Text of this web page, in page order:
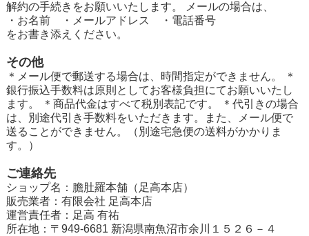
解約の手続きをお願いいたします。 メールの場合は、
・お名前 ・メールアドレス ・電話番号
をお書き添えください。
その他
＊メール便で郵送する場合は、時間指定ができません。 ＊
銀行振込手数料は原則としてお客様負担にてお願いいたし
ます。 ＊商品代金はすべて税別表記です。 ＊代引きの場合
は、別途代引き手数料をいただきます。また、メール便で
送ることができません。（別途宅急便の送料がかかりま
す。）
ご連絡先
ショップ名：膽肚羅本舗（足高本店）
販売業者：有限会社 足高本店
運営責任者：足高 有祐
所在地：〒949-6681 新潟県南魚沼市余川１５２６－４